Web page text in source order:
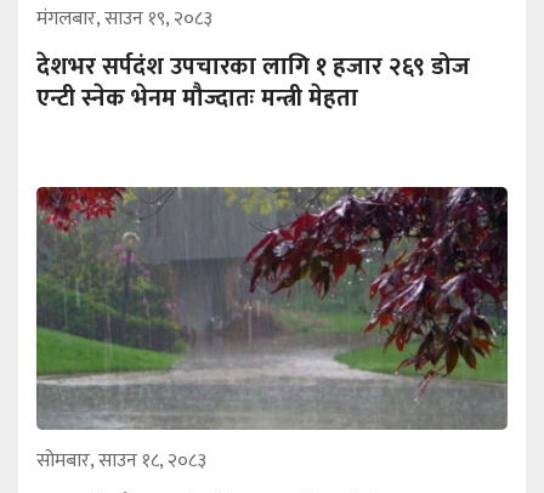
मंगलबार, साउन १९, २०८३
देशभर सर्पदंश उपचारका लागि १ हजार २६९ डोज
एन्टी स्नेक भेनम मौज्दातः मन्त्री मेहता
सोमबार, साउन १८, २०८३